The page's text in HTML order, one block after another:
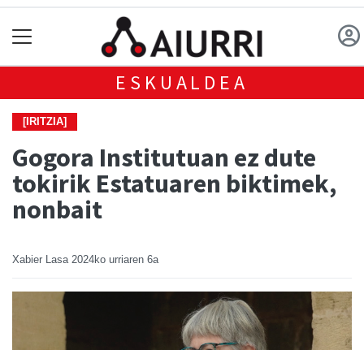
ESKUALDEA
[IRITZIA]
Gogora Institutuan ez dute
tokirik Estatuaren biktimek,
nonbait
Xabier Lasa 2024ko urriaren 6a